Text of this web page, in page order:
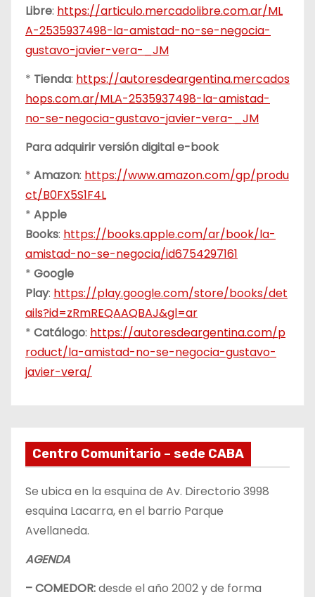
Libre: https://articulo.mercadolibre.com.ar/ML
A-2535937498-la-amistad-no-se-negocia-
gustavo-javier-vera-_JM
* Tienda: https://autoresdeargentina.mercados
hops.com.ar/MLA-2535937498-la-amistad-
no-se-negocia-gustavo-javier-vera-_JM
Para adquirir versión digital e-book
* Amazon: https://www.amazon.com/gp/produ
ct/B0FX5S1F4L
* Apple
Books: https://books.apple.com/ar/book/la-
amistad-no-se-negocia/id6754297161
* Google
Play: https://play.google.com/store/books/det
ails?id=zRmREQAAQBAJ&gl=ar
* Catálogo: https://autoresdeargentina.com/p
roduct/la-amistad-no-se-negocia-gustavo-
javier-vera/
Centro Comunitario – sede CABA
Se ubica en la esquina de Av. Directorio 3998
esquina Lacarra, en el barrio Parque
Avellaneda.
AGENDA
– COMEDOR:desde el año 2002 y de forma